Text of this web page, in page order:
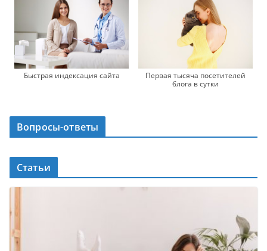
Быстрая индексация сайта
Первая тысяча посетителей
блога в сутки
Вопросы-ответы
Статьи